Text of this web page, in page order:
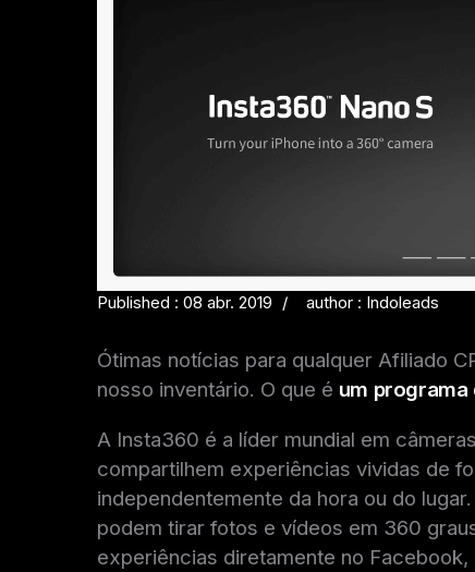
Published : 08 abr. 2019 author : Indoleads
Ótimas notícias para qualquer Afiliado
nosso inventário. O que é um programa
A Insta360 é a líder mundial em
compartilhem experiências vividas de
independentemente da hora ou do
podem tirar fotos e vídeos em 360
experiências diretamente no